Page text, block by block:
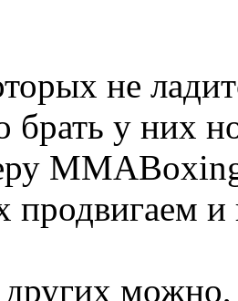
не
у них
и
других